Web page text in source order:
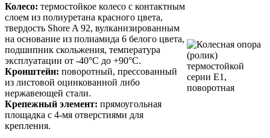
Колесо: термостойкое колесо с контактным
слоем из полиуретана красного цвета,
твердость Shore A 92, вулканизированным
на основание из полиамида 6 белого цвета,
подшипник скольжения, температура
эксплуатации от -40°С до +90°С.
Кронштейн: поворотный, прессованный
из листовой оцинкованной либо
нержавеющей стали.
Крепежный элемент: прямоугольная
площадка с 4-мя отверстиями для
крепления.